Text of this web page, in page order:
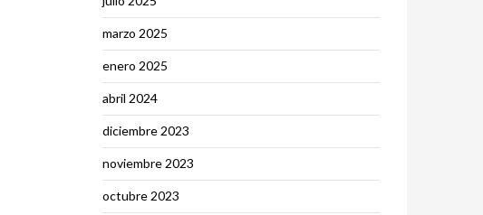
marzo 2025
enero 2025
abril 2024
diciembre 2023
noviembre 2023
octubre 2023